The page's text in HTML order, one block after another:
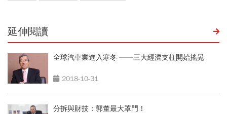
延伸閱讀
全球汽車業進入寒冬 ——三大經濟支柱開始搖晃
2018-10-31
分拆與財技：郭董最大罩門！